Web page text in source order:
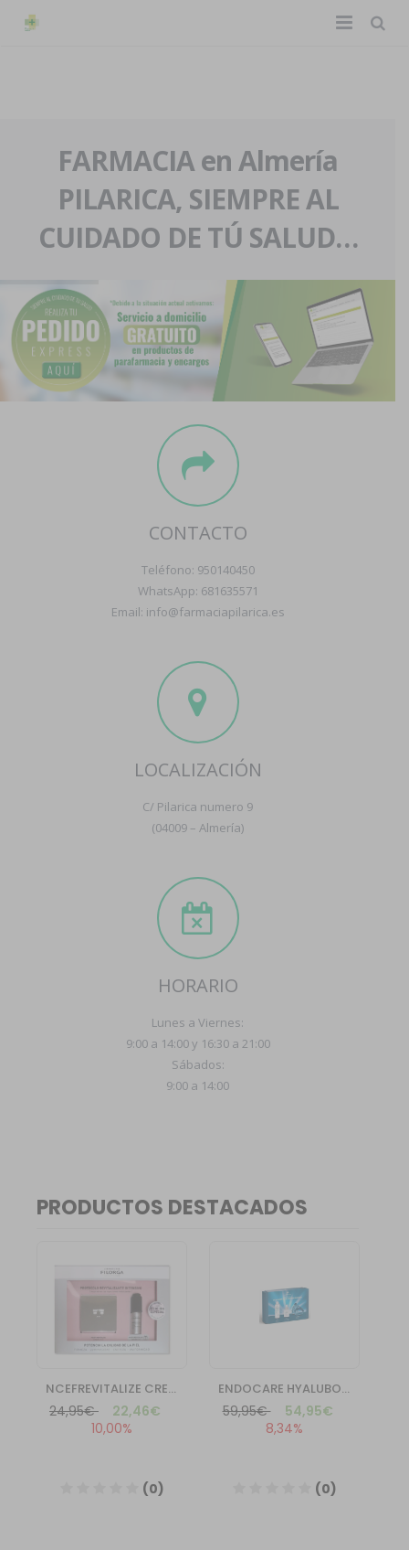
La farmacia
Nuestra historia
Nuestro equipo
Eventos
Servicios y reservas
Pedidos express
Blog
Contacto
Boletín
FARMACIA en Almería
PILARICA, SIEMPRE AL
CUIDADO DE TÚ SALUD…
CONTACTO
Teléfono: 950140450
WhatsApp: 681635571
Email: info@farmaciapilarica.es
LOCALIZACIÓN
C/ Pilarica numero 9
(04009 – Almería)
HORARIO
Lunes a Viernes:
9:00 a 14:00 y 16:30 a 21:00
Sábados:
9:00 a 14:00